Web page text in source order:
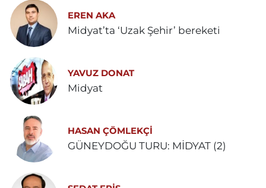
EREN AKA
Midyat’ta ‘Uzak Şehir’ bereketi
YAVUZ DONAT
Midyat
HASAN ÇÖMLEKÇİ
GÜNEYDOĞU TURU: MİDYAT (2)